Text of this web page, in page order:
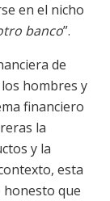
en el nicho
banco”.
de
hombres y
financiero
la
y la
esta
honesto que